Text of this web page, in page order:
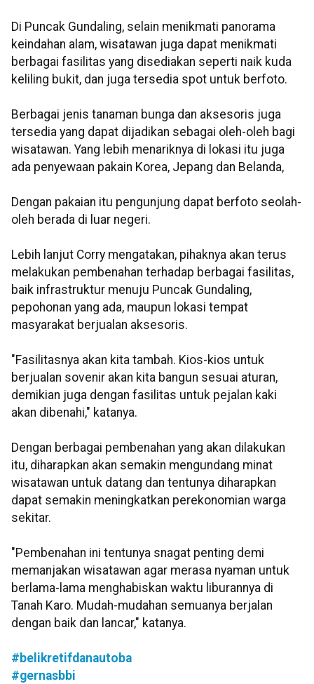
Di Puncak Gundaling, selain menikmati panorama
keindahan alam, wisatawan juga dapat menikmati
berbagai fasilitas yang disediakan seperti naik kuda
keliling bukit, dan juga tersedia spot untuk berfoto.
Berbagai jenis tanaman bunga dan aksesoris juga
tersedia yang dapat dijadikan sebagai oleh-oleh bagi
wisatawan. Yang lebih menariknya di lokasi itu juga
ada penyewaan pakain Korea, Jepang dan Belanda,
Dengan pakaian itu pengunjung dapat berfoto seolah-
oleh berada di luar negeri.
Lebih lanjut Corry mengatakan, pihaknya akan terus
melakukan pembenahan terhadap berbagai fasilitas,
baik infrastruktur menuju Puncak Gundaling,
pepohonan yang ada, maupun lokasi tempat
masyarakat berjualan aksesoris.
"Fasilitasnya akan kita tambah. Kios-kios untuk
berjualan sovenir akan kita bangun sesuai aturan,
demikian juga dengan fasilitas untuk pejalan kaki
akan dibenahi," katanya.
Dengan berbagai pembenahan yang akan dilakukan
itu, diharapkan akan semakin mengundang minat
wisatawan untuk datang dan tentunya diharapkan
dapat semakin meningkatkan perekonomian warga
sekitar.
"Pembenahan ini tentunya snagat penting demi
memanjakan wisatawan agar merasa nyaman untuk
berlama-lama menghabiskan waktu liburannya di
Tanah Karo. Mudah-mudahan semuanya berjalan
dengan baik dan lancar," katanya.
#belikretifdanautoba
#gernasbbi